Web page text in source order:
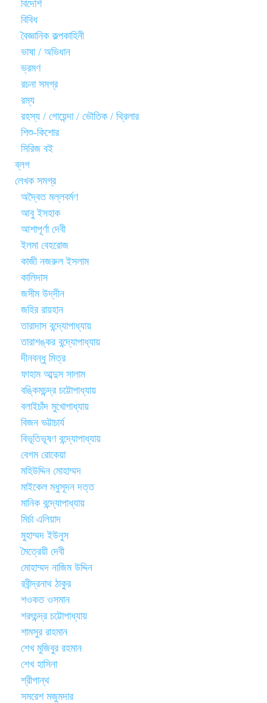
বিদেশি
বিবিধ
বৈজ্ঞানিক কল্পকাহিনী
ভাষা / অভিধান
ভ্রমণ
রচনা সমগ্র
রম্য
রহস্য / গোয়েন্দা / ভৌতিক / থ্রিলার
শিশু-কিশোর
সিরিজ বই
ব্লগ
লেখক সমগ্র
অদ্বৈত মল্লবর্মণ
আবু ইসহাক
আশাপূর্ণা দেবী
ইলমা বেহরোজ
কাজী নজরুল ইসলাম
কালিদাস
জসীম উদ্‌দীন
জহির রায়হান
তারাদাস বন্দ্যোপাধ্যায়
তারাশঙ্কর বন্দ্যোপাধ্যায়
দীনবন্ধু মিত্র
ফাহাম আব্দুস সালাম
বঙ্কিমচন্দ্র চট্টোপাধ্যায়
বলাইচাঁদ মুখোপাধ্যায়
বিজন ভট্টাচার্য
বিভূতিভূষণ বন্দ্যোপাধ্যায়
বেগম রোকেয়া
মহিউদ্দিন মোহাম্মদ
মাইকেল মধুসূদন দত্ত
মানিক বন্দ্যোপাধ্যায়
মির্চা এলিয়াদ
মুহাম্মদ ইউনুস
মৈত্রেয়ী দেবী
মোহাম্মদ নাজিম উদ্দিন
রবীন্দ্রনাথ ঠাকুর
শওকত ওসমান
শরৎচন্দ্র চট্টোপাধ্যায়
শামসুর রাহমান
শেখ মুজিবুর রহমান
শেখ হাসিনা
শ্রীপান্থ
সমরেশ মজুমদার